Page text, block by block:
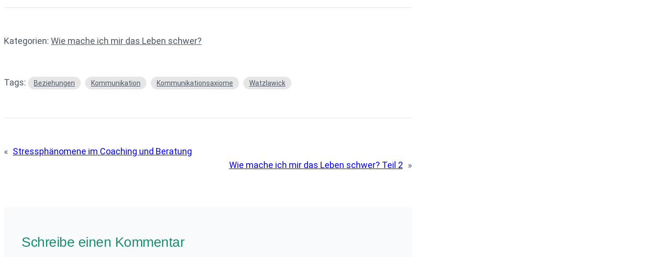
Kategorien: Wie mache ich mir das Leben schwer?
Tags: Beziehungen Kommunikation Kommunikationsaxiome Watzlawick
« Stressphänomene im Coaching und Beratung
Wie mache ich mir das Leben schwer? Teil 2 »
Schreibe einen Kommentar